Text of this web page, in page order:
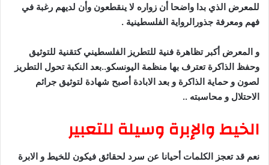
للمعرض الذي بدا واضحا أن زواره لا ينقطعون وأن لديهم رغبة في
فهم ومعرفة جذورالرواية الفلسطينية .
و المعرض أكبر تظاهرة فنية للتطريز الفلسطيني كتقنية للتوثيق
وحفظ الذاكرة تعترف بها منظمة اليونسكو..بعد النكبة تحول التطريز
لصون و حماية الذاكرة و بعد الابادة أصبح شهادة لتوثيق جرائم
الاحتلال و محاسبته ..
الخيط والإبرة وسيلة للتعبير
نعم قد تعجز الكلمات أحيانا عن سرد لحقائق فيكون للخيط و الابرة